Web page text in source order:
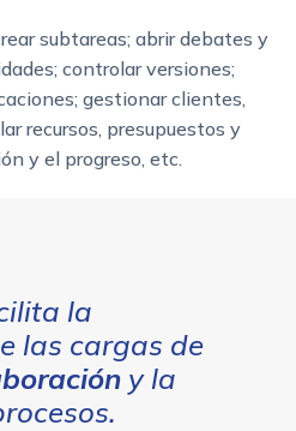
subtareas; abrir debates y
controlar versiones;
gestionar clientes,
recursos, presupuestos y
y el progreso, etc.
la
las cargas de
y la